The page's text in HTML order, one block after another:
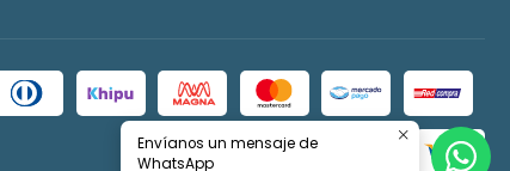
Envíanos un mensaje de
WhatsApp